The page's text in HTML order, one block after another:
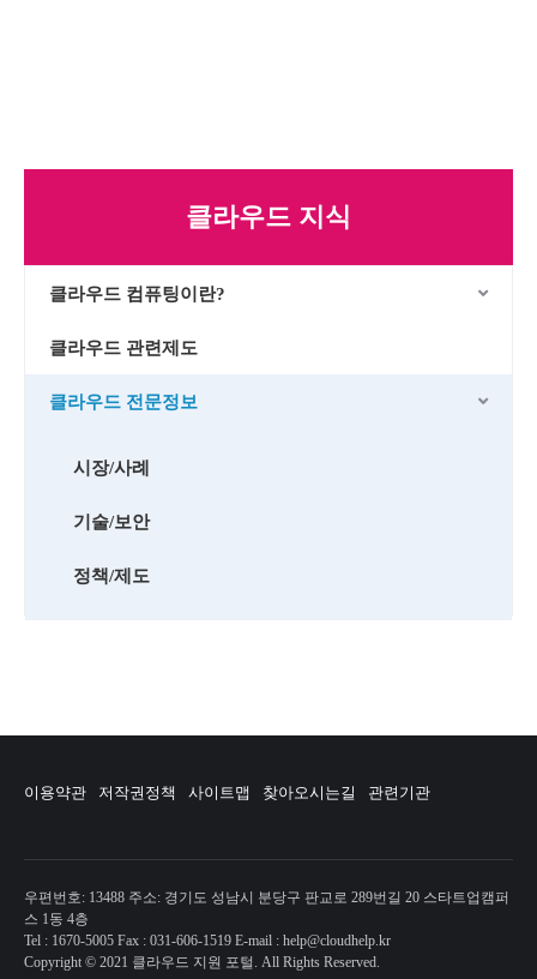
클라우드 지식
클라우드 컴퓨팅이란?
클라우드 관련제도
클라우드 전문정보
시장/사례
기술/보안
정책/제도
이용약관 저작권정책 사이트맵 찾아오시는길 관련기관
우편번호: 13488 주소: 경기도 성남시 분당구 판교로 289번길 20 스타트업캠퍼
스 1동 4층
Tel : 1670-5005 Fax : 031-606-1519 E-mail : help@cloudhelp.kr
Copyright © 2021 클라우드 지원 포털. All Rights Reserved.